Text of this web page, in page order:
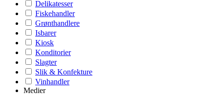
Delikatesser
Fiskehandler
Grønthandlere
Isbarer
Kiosk
Konditorier
Slagter
Slik & Konfekture
Vinhandler
Medier